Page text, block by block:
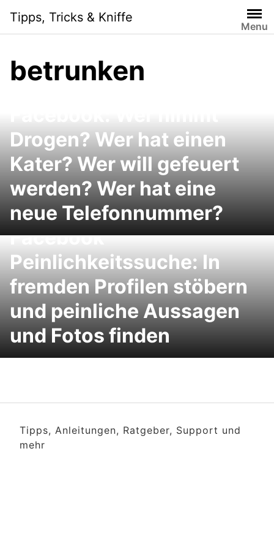
content
Tipps, Tricks & Kniffe
Menu
betrunken
Drogen? Wer hat einen
Kater? Wer will gefeuert
werden? Wer hat eine
neue Telefonnummer?
Facebook
Peinlichkeitssuche: In
fremden Profilen stöbern
und peinliche Aussagen
und Fotos finden
Tipps, Anleitungen, Ratgeber, Support und
mehr